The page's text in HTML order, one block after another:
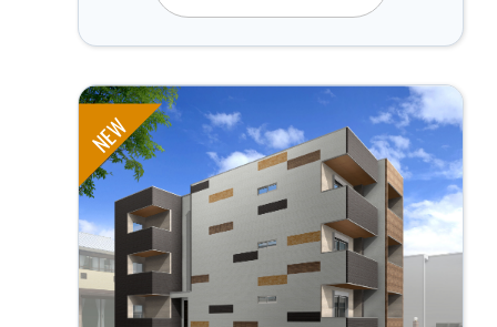
げており、多様なライフスタイルに応える
注目のエリアの物件です。
NEW